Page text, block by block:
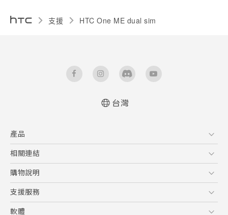
支援 HTC One ME dual sim‎
English - User manual
台灣
產品
5G
智慧型手機
配件
相關連結
HTC Research
購物說明
購物須知
訂單管理
支援服務
到府收送維修服務
軟體